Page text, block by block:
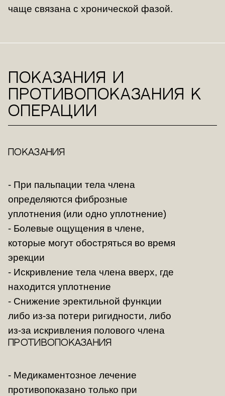
чаще связана с хронической фазой.
Показания и
противопоказания к
операции
Показания
- При пальпации тела члена
определяются фиброзные
уплотнения (или одно уплотнение)
- Болевые ощущения в члене,
которые могут обостряться во время
эрекции
- Искривление тела члена вверх, где
находится уплотнение
- Снижение эректильной функции
либо из-за потери ригидности, либо
из-за искривления полового члена
противопоказания
- Медикаментозное лечение
противопоказано только при